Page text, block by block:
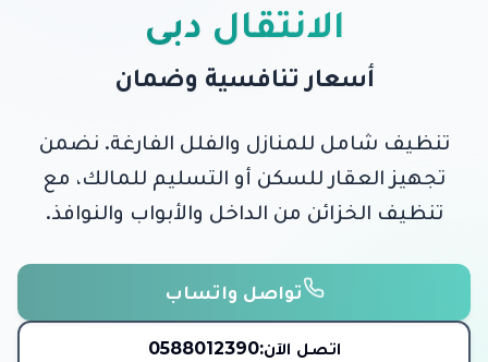
الانتقال دبي
أسعار تنافسية وضمان
تنظيف شامل للمنازل والفلل الفارغة. نضمن
تجهيز العقار للسكن أو التسليم للمالك، مع
تنظيف الخزائن من الداخل والأبواب والنوافذ.
تواصل واتساب
اتصل الآن:0588012390